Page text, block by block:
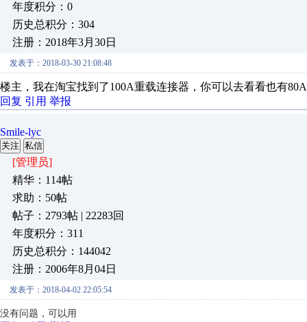
年度积分：0
历史总积分：304
注册：2018年3月30日
发表于：2018-03-30 21:08:48
楼主，我在淘宝找到了100A重载连接器，你可以去看看也有
回复 引用 举报
Smile-lyc
关注 私信
[管理员]
精华：114帖
求助：50帖
帖子：2793帖 | 22283回
年度积分：311
历史总积分：144042
注册：2006年8月04日
发表于：2018-04-02 22:05:54
没有问题，可以用